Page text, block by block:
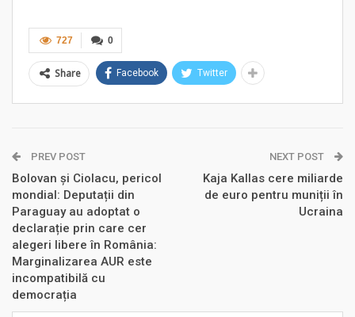
0
727
Share Facebook Twitter
PREV POST
Bolovan și Ciolacu, pericol
mondial: Deputații din
Paraguay au adoptat o
declarație prin care cer
alegeri libere în România:
Marginalizarea AUR este
incompatibilă cu
democrația
NEXT POST
Kaja Kallas cere miliarde
de euro pentru muniții în
Ucraina